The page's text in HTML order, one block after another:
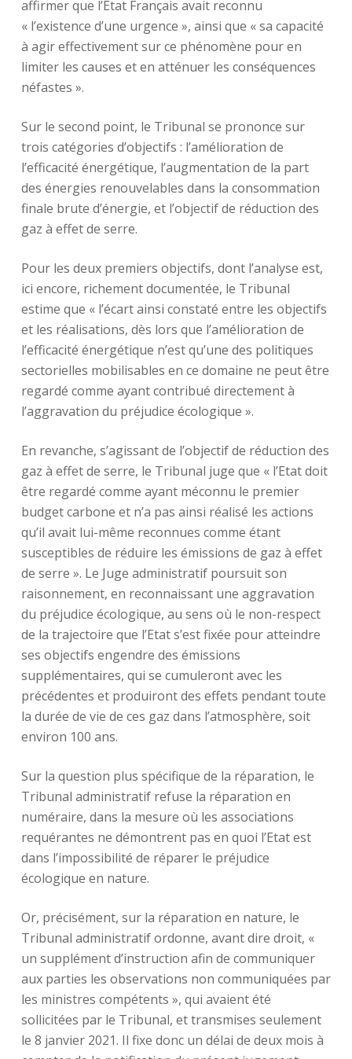
affirmer que l’Etat Français avait reconnu
« l’existence d’une urgence », ainsi que « sa capacité
à agir effectivement sur ce phénomène pour en
limiter les causes et en atténuer les conséquences
néfastes ».
Sur le second point, le Tribunal se prononce sur
trois catégories d’objectifs : l’amélioration de
l’efficacité énergétique, l’augmentation de la part
des énergies renouvelables dans la consommation
finale brute d’énergie, et l’objectif de réduction des
gaz à effet de serre.
Pour les deux premiers objectifs, dont l’analyse est,
ici encore, richement documentée, le Tribunal
estime que « l’écart ainsi constaté entre les objectifs
et les réalisations, dès lors que l’amélioration de
l’efficacité énergétique n’est qu’une des politiques
sectorielles mobilisables en ce domaine ne peut être
regardé comme ayant contribué directement à
l’aggravation du préjudice écologique ».
En revanche, s’agissant de l’objectif de réduction des
gaz à effet de serre, le Tribunal juge que « l’Etat doit
être regardé comme ayant méconnu le premier
budget carbone et n’a pas ainsi réalisé les actions
qu’il avait lui-même reconnues comme étant
susceptibles de réduire les émissions de gaz à effet
de serre ». Le Juge administratif poursuit son
raisonnement, en reconnaissant une aggravation
du préjudice écologique, au sens où le non-respect
de la trajectoire que l’Etat s’est fixée pour atteindre
ses objectifs engendre des émissions
supplémentaires, qui se cumuleront avec les
précédentes et produiront des effets pendant toute
la durée de vie de ces gaz dans l’atmosphère, soit
environ 100 ans.
Sur la question plus spécifique de la réparation, le
Tribunal administratif refuse la réparation en
numéraire, dans la mesure où les associations
requérantes ne démontrent pas en quoi l’Etat est
dans l’impossibilité de réparer le préjudice
écologique en nature.
Or, précisément, sur la réparation en nature, le
Tribunal administratif ordonne, avant dire droit, «
un supplément d’instruction afin de communiquer
aux parties les observations non communiquées par
les ministres compétents », qui avaient été
sollicitées par le Tribunal, et transmises seulement
le 8 janvier 2021. Il fixe donc un délai de deux mois à